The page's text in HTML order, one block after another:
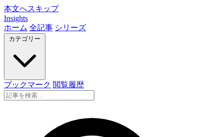
本文へスキップ
Insights
ホーム 全記事 シリーズ
ブックマーク 閲覧履歴